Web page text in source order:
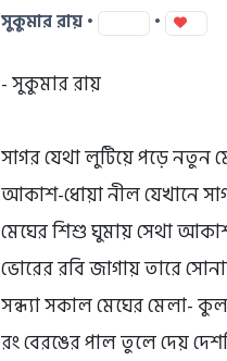
সুকুমার রায় • •
- সুকুমার রায়
সাগর যেথা লুটিয়ে পড়ে নতুন
আকাশ-ধোয়া নীল যেখানে
মেঘের শিশু ঘুমায় সেথা
ভোরের রবি জাগায় তারে
সন্ধ্যা সকাল মেঘের মেলা-
রং বেরঙের পাল তুলে দেয়